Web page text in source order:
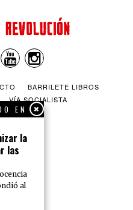
BARRILETE LIBROS
VÍA SOCIALISTA
EN
la
las
al